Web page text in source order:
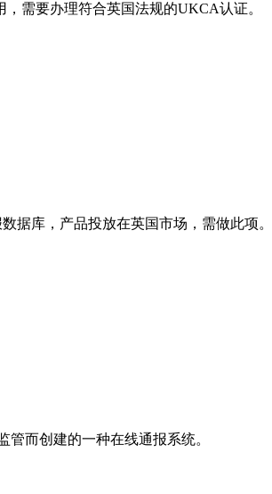
需要办理符合英国法规的UKCA认证。
据库，产品投放在英国市场，需做此项。
管而创建的一种在线通报系统。